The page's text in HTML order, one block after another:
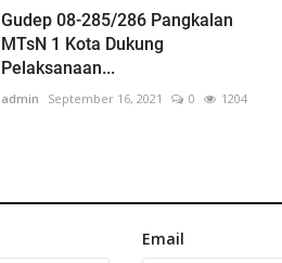
Gudep 08-285/286 Pangkalan
MTsN 1 Kota Dukung
Pelaksanaan...
admin September 16, 2021 0 1204
Email